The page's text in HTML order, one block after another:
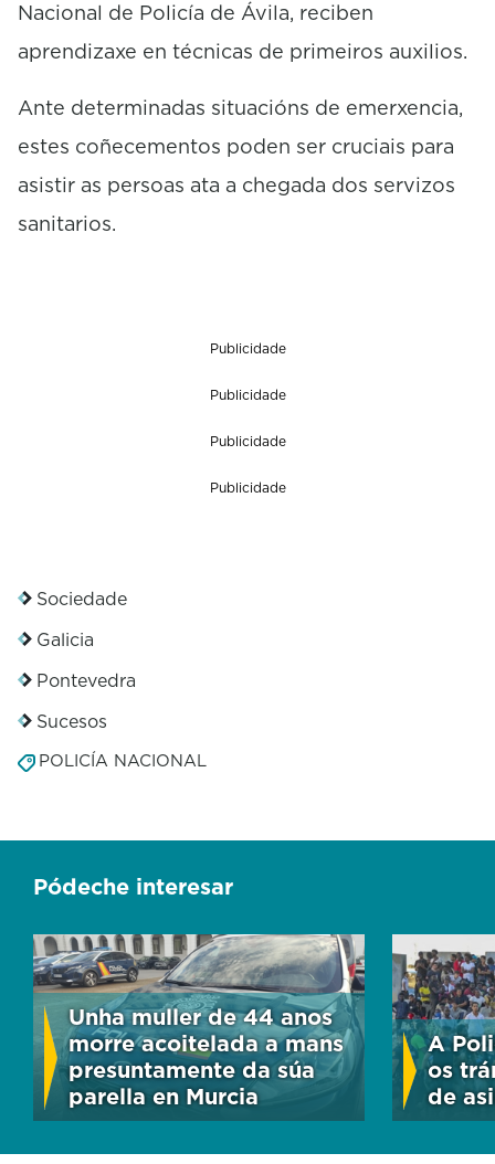
Nacional de Policía de Ávila, reciben
aprendizaxe en técnicas de primeiros auxilios.
Ante determinadas situacións de emerxencia,
estes coñecementos poden ser cruciais para
asistir as persoas ata a chegada dos servizos
sanitarios.
Publicidade
Publicidade
Publicidade
Publicidade
Sociedade
Galicia
Pontevedra
Sucesos
POLICÍA NACIONAL
Pódeche interesar
Unha muller de 44 anos
morre acoitelada a mans
presuntamente da súa
parella en Murcia
A
os
de